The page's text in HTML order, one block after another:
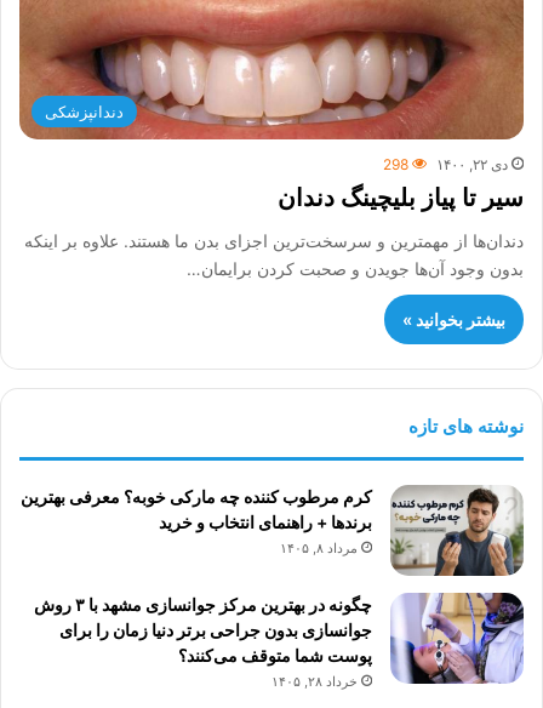
دندانپزشکی
دی ۲۲, ۱۴۰۰ 298
سیر تا پیاز بلیچینگ دندان
دندان‌ها از مهمترین و سرسخت‌ترین اجزای بدن ما هستند. علاوه بر اینکه
بدون وجود آن‌ها جویدن و صحبت کردن برایمان…
بیشتر بخوانید »
نوشته های تازه
کرم مرطوب کننده چه مارکی خوبه؟ معرفی بهترین
برندها + راهنمای انتخاب و خرید
مرداد ۸, ۱۴۰۵
چگونه در بهترین مرکز جوانسازی مشهد با ۳ روش
جوانسازی بدون جراحی برتر دنیا زمان را برای
پوست شما متوقف می‌کنند؟
خرداد ۲۸, ۱۴۰۵